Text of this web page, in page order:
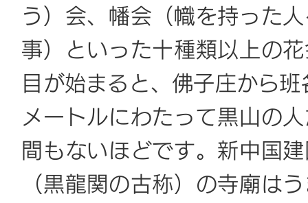
う）会、幡会（幟を持った
事）といった十種類以上の
目が始まると、佛子庄から
メートルにわたって黒山の
間もないほどです。新中国
（黒龍関の古称）の寺廟は